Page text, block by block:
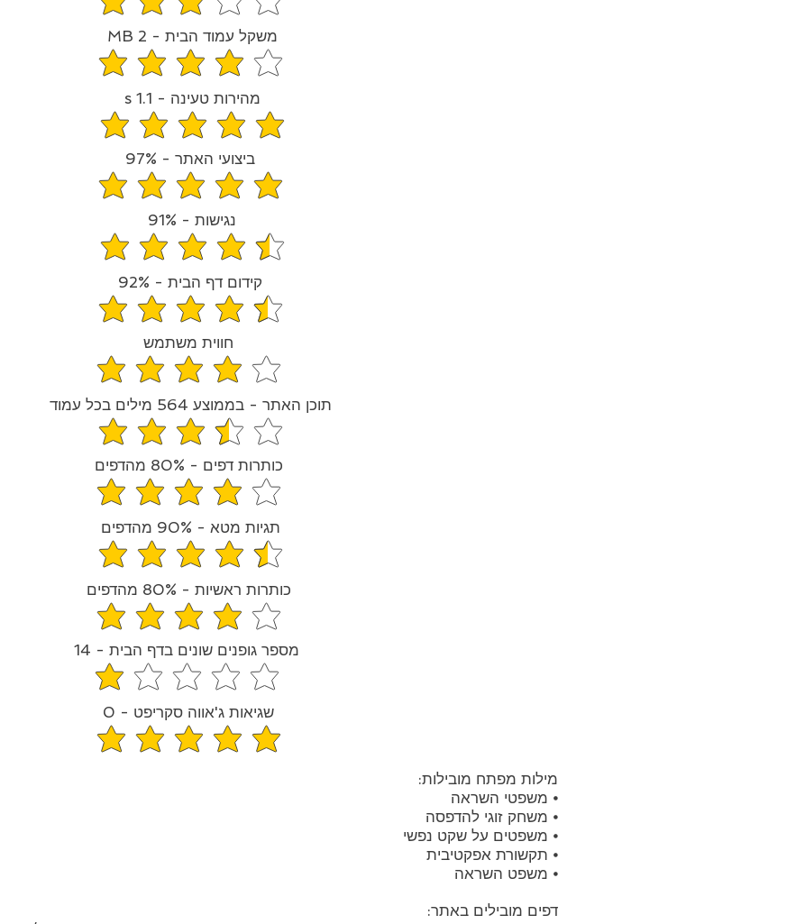
הדירוג הממוצא הוא 3 מתוך 5
משקל עמוד הבית - 2 MB
הדירוג הממוצא הוא 3.9 מתוך 5
מהירות טעינה - 1.1 s
הדירוג הממוצא הוא 4.8 מתוך 5
ביצועי האתר - 97%
הדירוג הממוצא הוא 4.9 מתוך 5
נגישות - 91%
הדירוג הממוצא הוא 4.6 מתוך 5
קידום דף הבית - 92%
הדירוג הממוצא הוא 4.6 מתוך 5
חווית משתמש
הדירוג הממוצא הוא 4 מתוך 5
תוכן האתר - בממוצע 564 מילים בכל עמוד
הדירוג הממוצא הוא 3.4 מתוך 5
כותרות דפים - 80% מהדפים
הדירוג הממוצא הוא 4 מתוך 5
תגיות מטא - 90% מהדפים
הדירוג הממוצא הוא 4.5 מתוך 5
כותרות ראשיות - 80% מהדפים
הדירוג הממוצא הוא 4 מתוך 5
מספר גופנים שונים בדף הבית - 14
הדירוג הממוצא הוא 1.1 מתוך 5
שגיאות ג'אווה סקריפט - 0
הדירוג הממוצא הוא 5 מתוך 5
מילות מפתח מובילות:
⦁ משפטי השראה
⦁ משחק זוגי להדפסה
⦁ משפטים על שקט נפשי
⦁ תקשורת אפקטיבית
⦁ משפט השראה
דפים מובילים באתר: